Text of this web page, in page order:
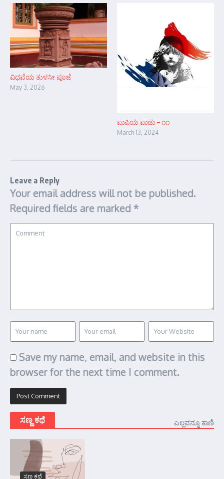
ವಿಧವೆಯ ತುಳಸೀ ಪೂಜೆ
May 3, 2026
ಪಾಪಿಯ ಪಾಡು – ೧೧
March 13, 2024
Leave a Reply
Your email address will not be published.
Required fields are marked *
Save my name, email, and website in this
browser for the next time I comment.
ಸಣ್ಣ ಕಥೆ ಎಲ್ಲವನ್ನೂ ಕಾಣಿ
ಸಣ್ಣ ಕಥೆ